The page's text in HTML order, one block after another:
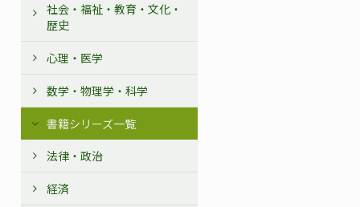
社会・福祉・教育・文化・
歴史
心理・医学
数学・物理学・科学
書籍シリーズ一覧
法律・政治
経済